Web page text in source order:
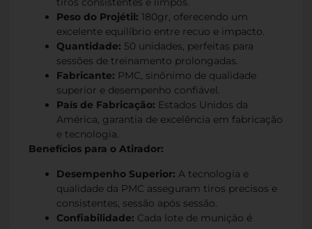
Peso do Projétil: 180gr, oferecendo um
excelente equilíbrio entre recuo e impacto.
Quantidade: 50 unidades, perfeitas para
sessões de treinamento prolongadas.
Fabricante: PMC, sinônimo de qualidade
superior e desempenho confiável.
País de Fabricação: Estados Unidos da
América, garantia de excelência em fabricação
e tecnologia.
Benefícios para o Atirador:
Desempenho Superior: A tecnologia e
qualidade da PMC asseguram tiros precisos e
consistentes, sessão após sessão.
Confiabilidade: Cada lote de munição é